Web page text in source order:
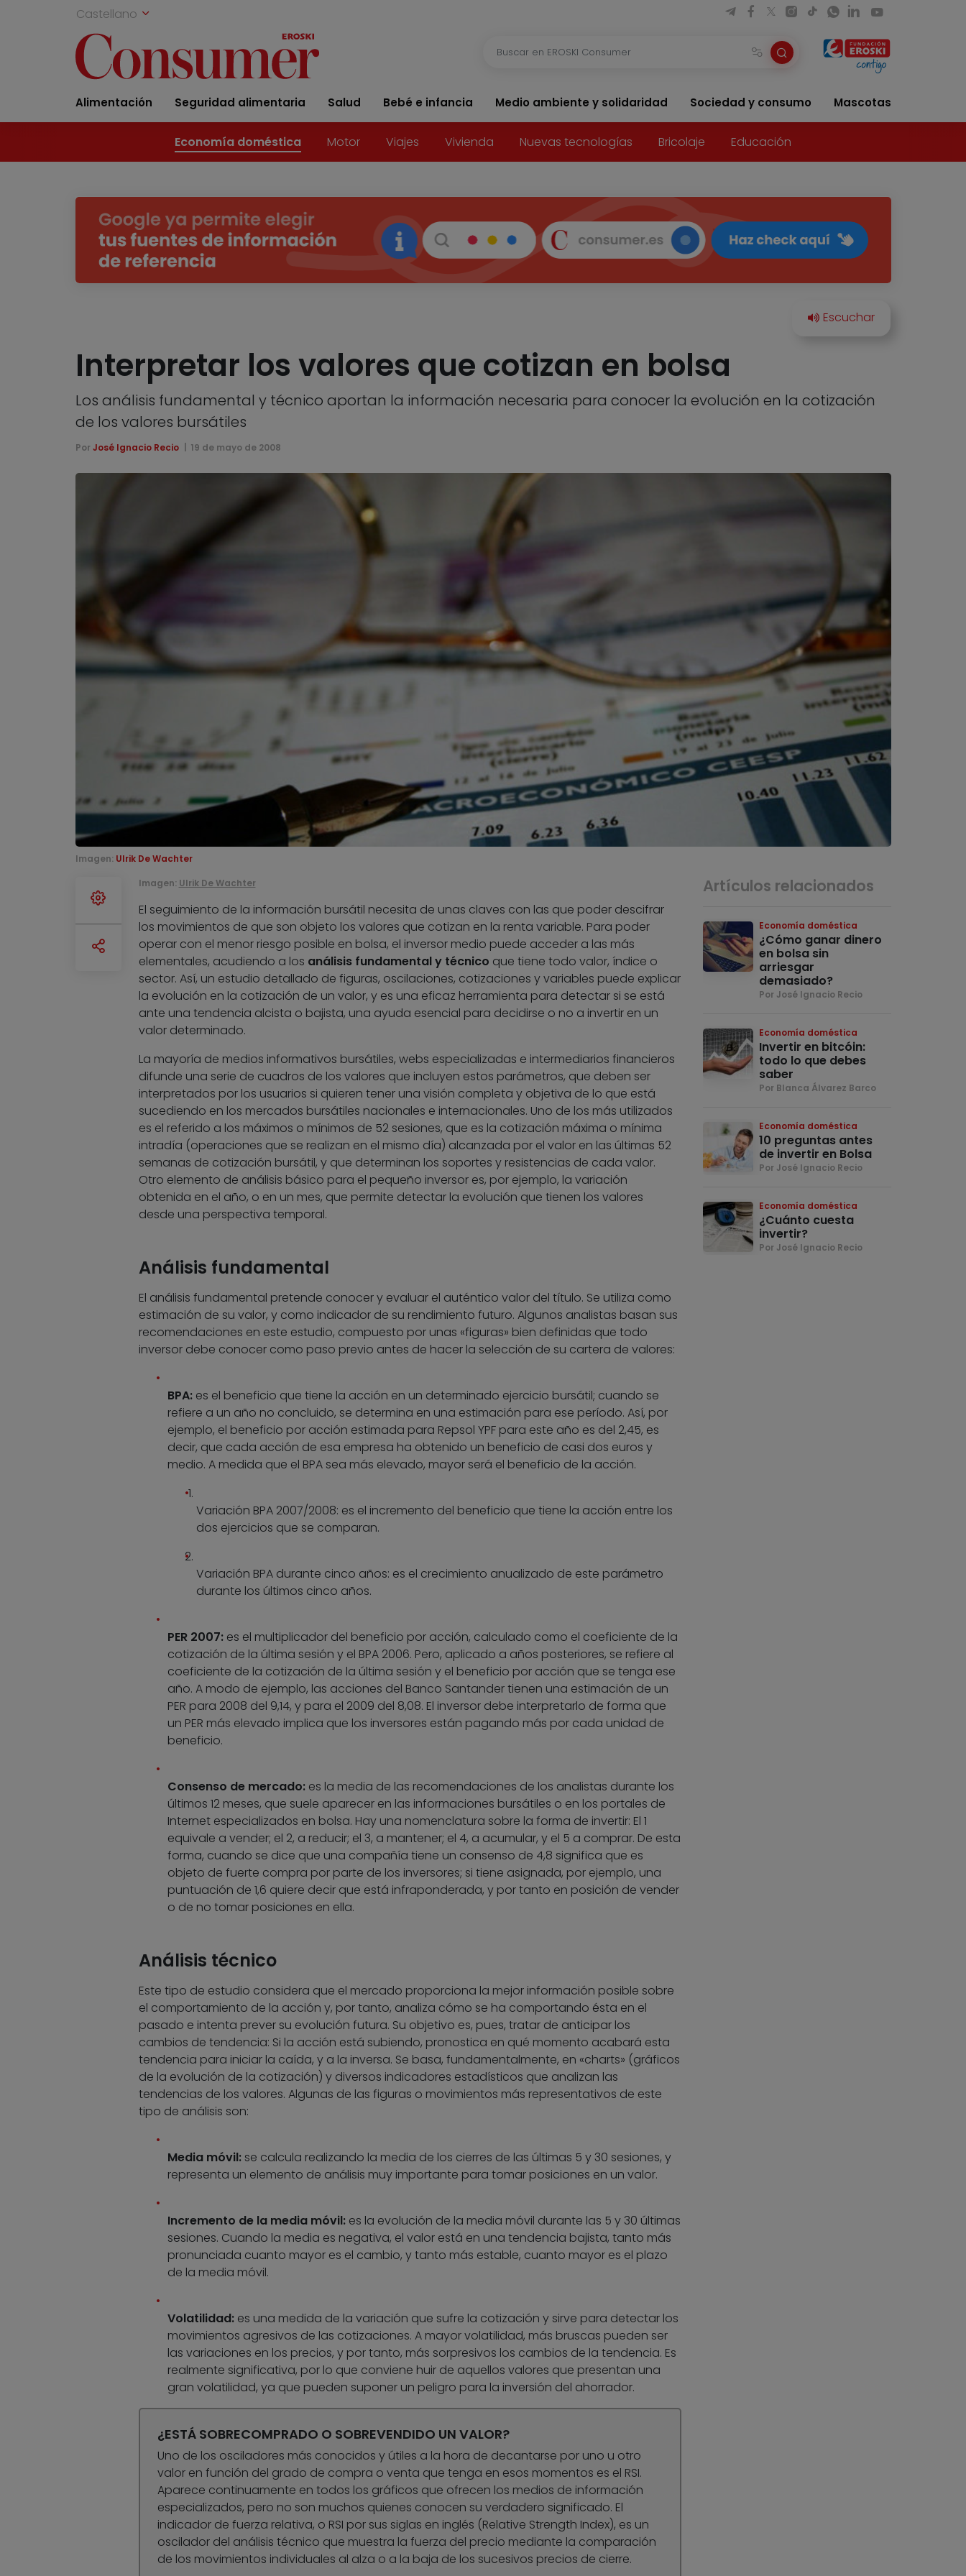
Castellano
Alimentación Seguridad alimentaria Salud Bebé e infancia Medio ambiente y solidaridad Sociedad y consumo Mascotas
Economía doméstica Motor Viajes Vivienda Nuevas tecnologías Bricolaje Educación
Interpretar los valores que cotizan en bolsa
Los análisis fundamental y técnico aportan la información necesaria para conocer la evolución en la cotización
de los valores bursátiles
Por José Ignacio Recio 19 de mayo de 2008
Imagen: Ulrik De Wachter
Imagen: Ulrik De Wachter
El seguimiento de la información bursátil necesita de unas claves con las que poder descifrar
los movimientos de que son objeto los valores que cotizan en la renta variable. Para poder
operar con el menor riesgo posible en bolsa, el inversor medio puede acceder a las más
elementales, acudiendo a los análisis fundamental y técnico que tiene todo valor, índice o
sector. Así, un estudio detallado de figuras, oscilaciones, cotizaciones y variables puede explicar
la evolución en la cotización de un valor, y es una eficaz herramienta para detectar si se está
ante una tendencia alcista o bajista, una ayuda esencial para decidirse o no a invertir en un
valor determinado.
La mayoría de medios informativos bursátiles, webs especializadas e intermediarios financieros
difunde una serie de cuadros de los valores que incluyen estos parámetros, que deben ser
interpretados por los usuarios si quieren tener una visión completa y objetiva de lo que está
sucediendo en los mercados bursátiles nacionales e internacionales. Uno de los más utilizados
es el referido a los máximos o mínimos de 52 sesiones, que es la cotización máxima o mínima
intradía (operaciones que se realizan en el mismo día) alcanzada por el valor en las últimas 52
semanas de cotización bursátil, y que determinan los soportes y resistencias de cada valor.
Otro elemento de análisis básico para el pequeño inversor es, por ejemplo, la variación
obtenida en el año, o en un mes, que permite detectar la evolución que tienen los valores
desde una perspectiva temporal.
Análisis fundamental
El análisis fundamental pretende conocer y evaluar el auténtico valor del título. Se utiliza como
estimación de su valor, y como indicador de su rendimiento futuro. Algunos analistas basan sus
recomendaciones en este estudio, compuesto por unas «figuras» bien definidas que todo
inversor debe conocer como paso previo antes de hacer la selección de su cartera de valores:
BPA:es el beneficio que tiene la acción en un determinado ejercicio bursátil; cuando se
refiere a un año no concluido, se determina en una estimación para ese período. Así, por
ejemplo, el beneficio por acción estimada para Repsol YPF para este año es del 2,45, es
decir, que cada acción de esa empresa ha obtenido un beneficio de casi dos euros y
medio. A medida que el BPA sea más elevado, mayor será el beneficio de la acción.
Variación BPA 2007/2008: es el incremento del beneficio que tiene la acción entre los
dos ejercicios que se comparan.
Variación BPA durante cinco años: es el crecimiento anualizado de este parámetro
durante los últimos cinco años.
PER 2007:es el multiplicador del beneficio por acción, calculado como el coeficiente de la
cotización de la última sesión y el BPA 2006. Pero, aplicado a años posteriores, se refiere al
coeficiente de la cotización de la última sesión y el beneficio por acción que se tenga ese
año. A modo de ejemplo, las acciones del Banco Santander tienen una estimación de un
PER para 2008 del 9,14, y para el 2009 del 8,08. El inversor debe interpretarlo de forma que
un PER más elevado implica que los inversores están pagando más por cada unidad de
beneficio.
Consenso de mercado:es la media de las recomendaciones de los analistas durante los
últimos 12 meses, que suele aparecer en las informaciones bursátiles o en los portales de
Internet especializados en bolsa. Hay una nomenclatura sobre la forma de invertir: El 1
equivale a vender; el 2, a reducir; el 3, a mantener; el 4, a acumular, y el 5 a comprar. De esta
forma, cuando se dice que una compañía tiene un consenso de 4,8 significa que es
objeto de fuerte compra por parte de los inversores; si tiene asignada, por ejemplo, una
puntuación de 1,6 quiere decir que está infraponderada, y por tanto en posición de vender
o de no tomar posiciones en ella.
Análisis técnico
Este tipo de estudio considera que el mercado proporciona la mejor información posible sobre
el comportamiento de la acción y, por tanto, analiza cómo se ha comportando ésta en el
pasado e intenta prever su evolución futura. Su objetivo es, pues, tratar de anticipar los
cambios de tendencia: Si la acción está subiendo, pronostica en qué momento acabará esta
tendencia para iniciar la caída, y a la inversa. Se basa, fundamentalmente, en «charts» (gráficos
de la evolución de la cotización) y diversos indicadores estadísticos que analizan las
tendencias de los valores. Algunas de las figuras o movimientos más representativos de este
tipo de análisis son:
Media móvil:se calcula realizando la media de los cierres de las últimas 5 y 30 sesiones, y
representa un elemento de análisis muy importante para tomar posiciones en un valor.
Incremento de la media móvil:es la evolución de la media móvil durante las 5 y 30 últimas
sesiones. Cuando la media es negativa, el valor está en una tendencia bajista, tanto más
pronunciada cuanto mayor es el cambio, y tanto más estable, cuanto mayor es el plazo
de la media móvil.
Volatilidad: es una medida de la variación que sufre la cotización y sirve para detectar los
movimientos agresivos de las cotizaciones. A mayor volatilidad, más bruscas pueden ser
las variaciones en los precios, y por tanto, más sorpresivos los cambios de la tendencia. Es
realmente significativa, por lo que conviene huir de aquellos valores que presentan una
gran volatilidad, ya que pueden suponer un peligro para la inversión del ahorrador.
¿ESTÁ SOBRECOMPRADO O SOBREVENDIDO UN VALOR?
Uno de los osciladores más conocidos y útiles a la hora de decantarse por uno u otro
valor en función del grado de compra o venta que tenga en esos momentos es el RSI.
Aparece continuamente en todos los gráficos que ofrecen los medios de información
especializados, pero no son muchos quienes conocen su verdadero significado. El
indicador de fuerza relativa, o RSI por sus siglas en inglés (Relative Strength Index), es un
oscilador del análisis técnico que muestra la fuerza del precio mediante la comparación
de los movimientos individuales al alza o a la baja de los sucesivos precios de cierre.
Artículos relacionados
Economía doméstica
¿Cómo ganar dinero
en bolsa sin
arriesgar
demasiado?
Por José Ignacio Recio
Economía doméstica
Invertir en bitcóin:
todo lo que debes
saber
Por Blanca Álvarez Barco
Economía doméstica
10 preguntas antes
de invertir en Bolsa
Por José Ignacio Recio
Economía doméstica
¿Cuánto cuesta
invertir?
Por José Ignacio Recio